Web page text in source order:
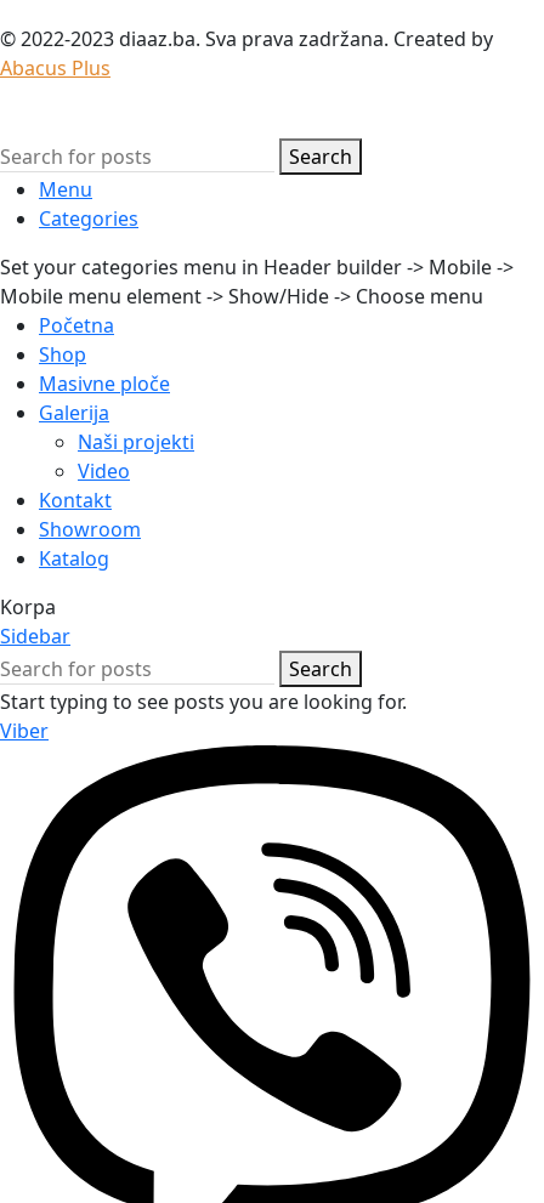
© 2022-2023 diaaz.ba. Sva prava zadržana. Created by
Abacus Plus
Search
Menu
Categories
Set your categories menu in Header builder -> Mobile ->
Mobile menu element -> Show/Hide -> Choose menu
Početna
Shop
Masivne ploče
Galerija
Naši projekti
Video
Kontakt
Showroom
Katalog
Korpa
Sidebar
Search
Start typing to see posts you are looking for.
Viber